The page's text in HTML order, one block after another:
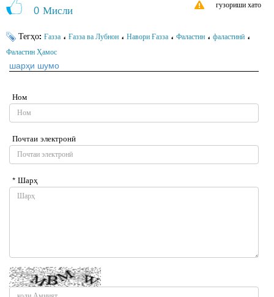
0 Мисли гузориши хато
Тегҳо: Ғазза ، Ғазза ва Лубнон ، Навори Ғазза ، Фаластин ، фаластинӣ ،
Фаластин Ҳамос
шарҳи шумо
Ном
Почтаи электронӣ
* Шарҳ